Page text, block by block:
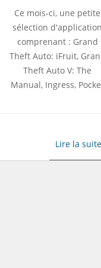
Ce mois-ci, une petite
sélection d'application
comprenant : Grand
Theft Auto: iFruit,
Theft Auto V: The
Manual, Ingress,
Lire la suite